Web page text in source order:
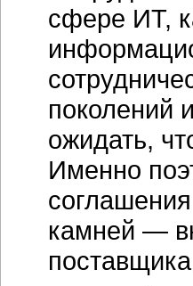
сфере ИT,
поколений
ожидать,
Именно
камней —